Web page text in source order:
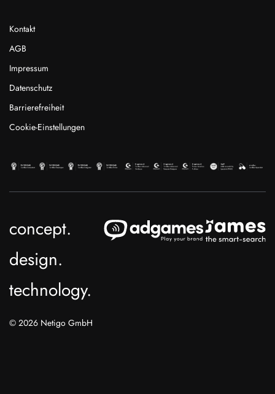
Kontakt
AGB
Impressum
Datenschutz
Barrierefreiheit
Cookie-Einstellungen
concept.
design.
technology.
© 2026 Netigo GmbH